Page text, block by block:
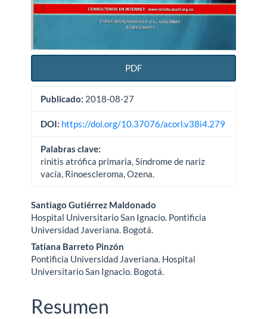
PDF
Publicado: 2018-08-27
DOI: https://doi.org/10.37076/acorl.v38i4.279
Palabras clave:
rinitis atrófica primaria, Síndrome de nariz
vacía, Rinoescleroma, Ozena.
Contenido
principal
del
artículo
Santiago Gutiérrez Maldonado
Hospital Universitario San Ignacio. Pontificia
Universidad Javeriana. Bogotá.
Tatiana Barreto Pinzón
Pontificia Universidad Javeriana. Hospital
Universitario San Ignacio. Bogotá.
Resumen